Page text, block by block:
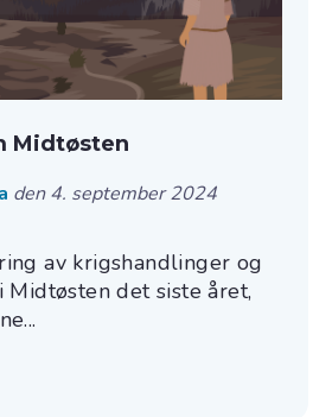
Midtøsten
den 4. september 2024
av krigshandlinger og
det siste året,